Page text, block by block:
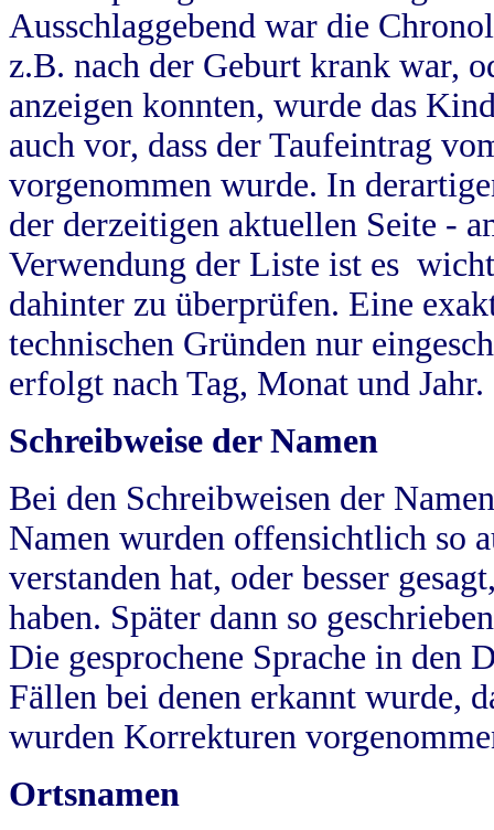
Ausschlaggebend war die
z.B. nach der Geburt krank war,
anzeigen konnten, wurde das
auch vor, dass der Taufeintrag
vorgenommen wurde. In
der derzeitigen aktuellen Seite -
Verwendung der Liste ist es
dahinter zu überprüfen. Eine
technischen Gründen nur
erfolgt nach Tag, Monat und Jahr.
Schreibweise der Namen
Bei den Schreibweisen der
Namen wurden offensichtlich so
verstanden hat, oder besser
haben. Später dann so
Die gesprochene Sprache in
Fällen bei denen erkannt wurde,
wurden Korrekturen
Ortsnamen